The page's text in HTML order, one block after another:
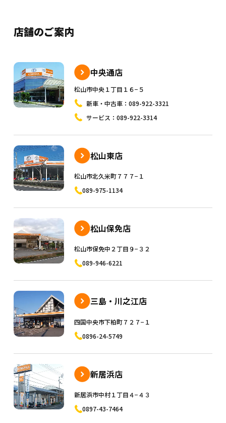
店舗のご案内
中央通店
松山市中央１丁目１６−５
新車・中古車： 089-922-3321
サービス： 089-922-3314
松山東店
松山市北久米町７７７−１
089-975-1134
松山保免店
松山市保免中２丁目９−３２
089-946-6221
三島・川之江店
四国中央市下柏町７２７−１
0896-24-5749
新居浜店
新居浜市中村１丁目４−４３
0897-43-7464